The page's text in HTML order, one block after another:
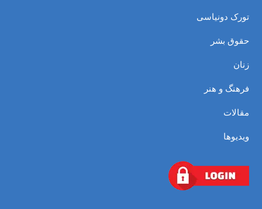
تورک دونیاسی
حقوق بشر
زنان
فرهنگ و هنر
مقالات
ویدیوها